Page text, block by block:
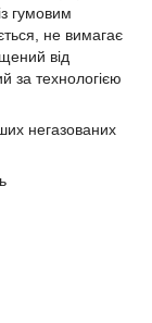
гумовим
не вимагає
від
за технологією
негазованих